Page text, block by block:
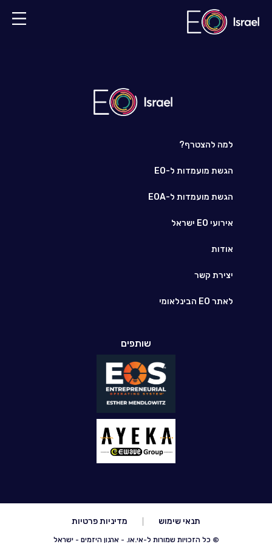
למה להצטרף?
הגשת מועמדות ל-EO
הגשת מועמדות ל-EOA
אירועי EO ישראל
אודות
יצירת קשר
לאתר EO הבינלאומי
שותפים
© כל הזכויות שמורות ל-אי.או. - ארגון היזמים - ישראל
תנאי שימוש מדיניות פרטיות